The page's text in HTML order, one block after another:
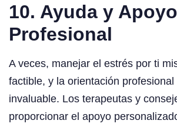
10. Ayuda y Apoyo
Profesional
A veces, manejar el estrés por ti
factible, y la orientación
invaluable. Los terapeutas y
proporcionar el apoyo